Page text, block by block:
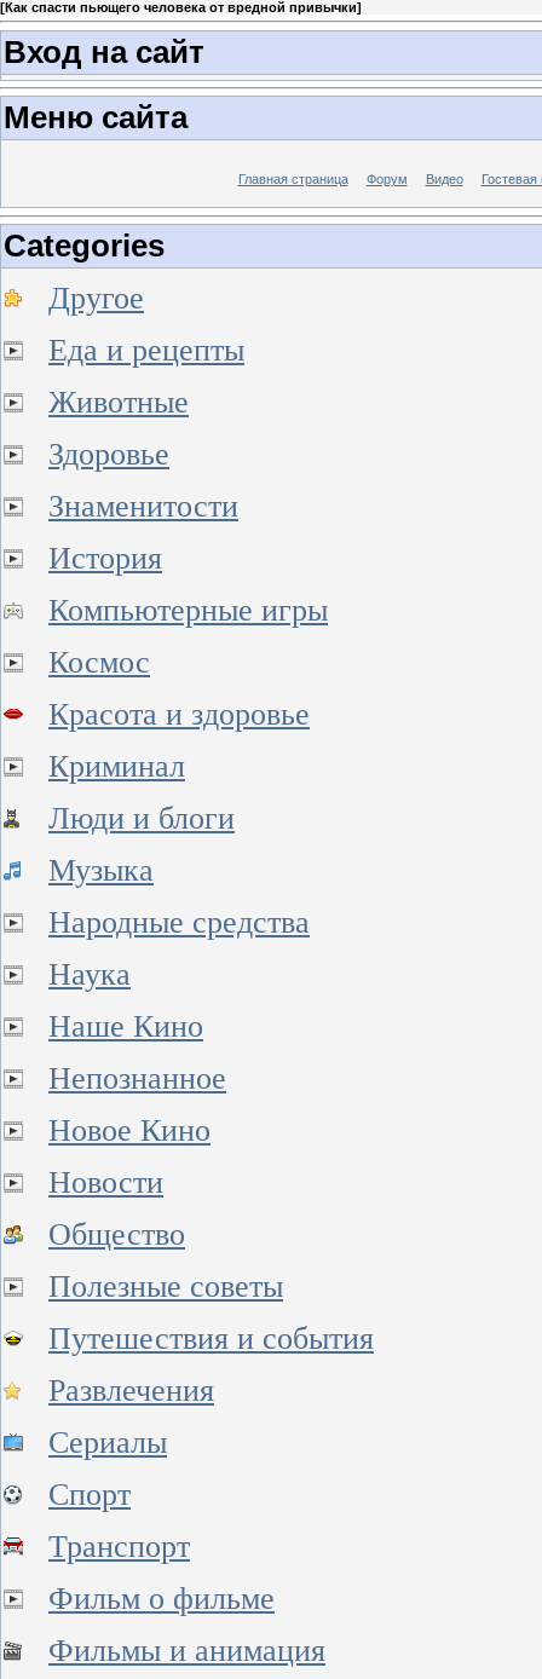
[Как спасти пьющего человека от вредной привычки]
Вход на сайт
Меню сайта
Главная страница Форум Видео Гостевая
Categories
Другое
Еда и рецепты
Животные
Здоровье
Знаменитости
История
Компьютерные игры
Космос
Красота и здоровье
Криминал
Люди и блоги
Музыка
Народные средства
Наука
Наше Кино
Непознанное
Новое Кино
Новости
Общество
Полезные советы
Путешествия и события
Развлечения
Сериалы
Спорт
Транспорт
Фильм о фильме
Фильмы и анимация